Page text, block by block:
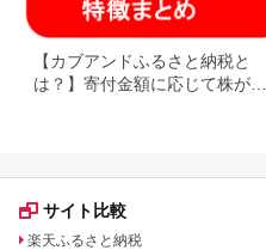
【カブアンドふるさと納税と
は？】寄付金額に応じて株がも
サイト比較
楽天ふるさと納税